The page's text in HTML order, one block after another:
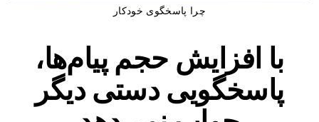
چرا پاسخگوی خودکار
با افزایش حجم پیام‌ها،
پاسخگویی دستی دیگر